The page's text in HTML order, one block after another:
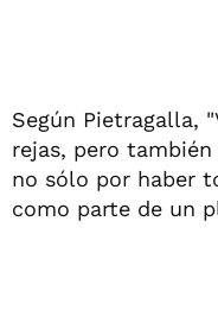
Según Pietragalla,
rejas, pero
no sólo por haber
como parte de un